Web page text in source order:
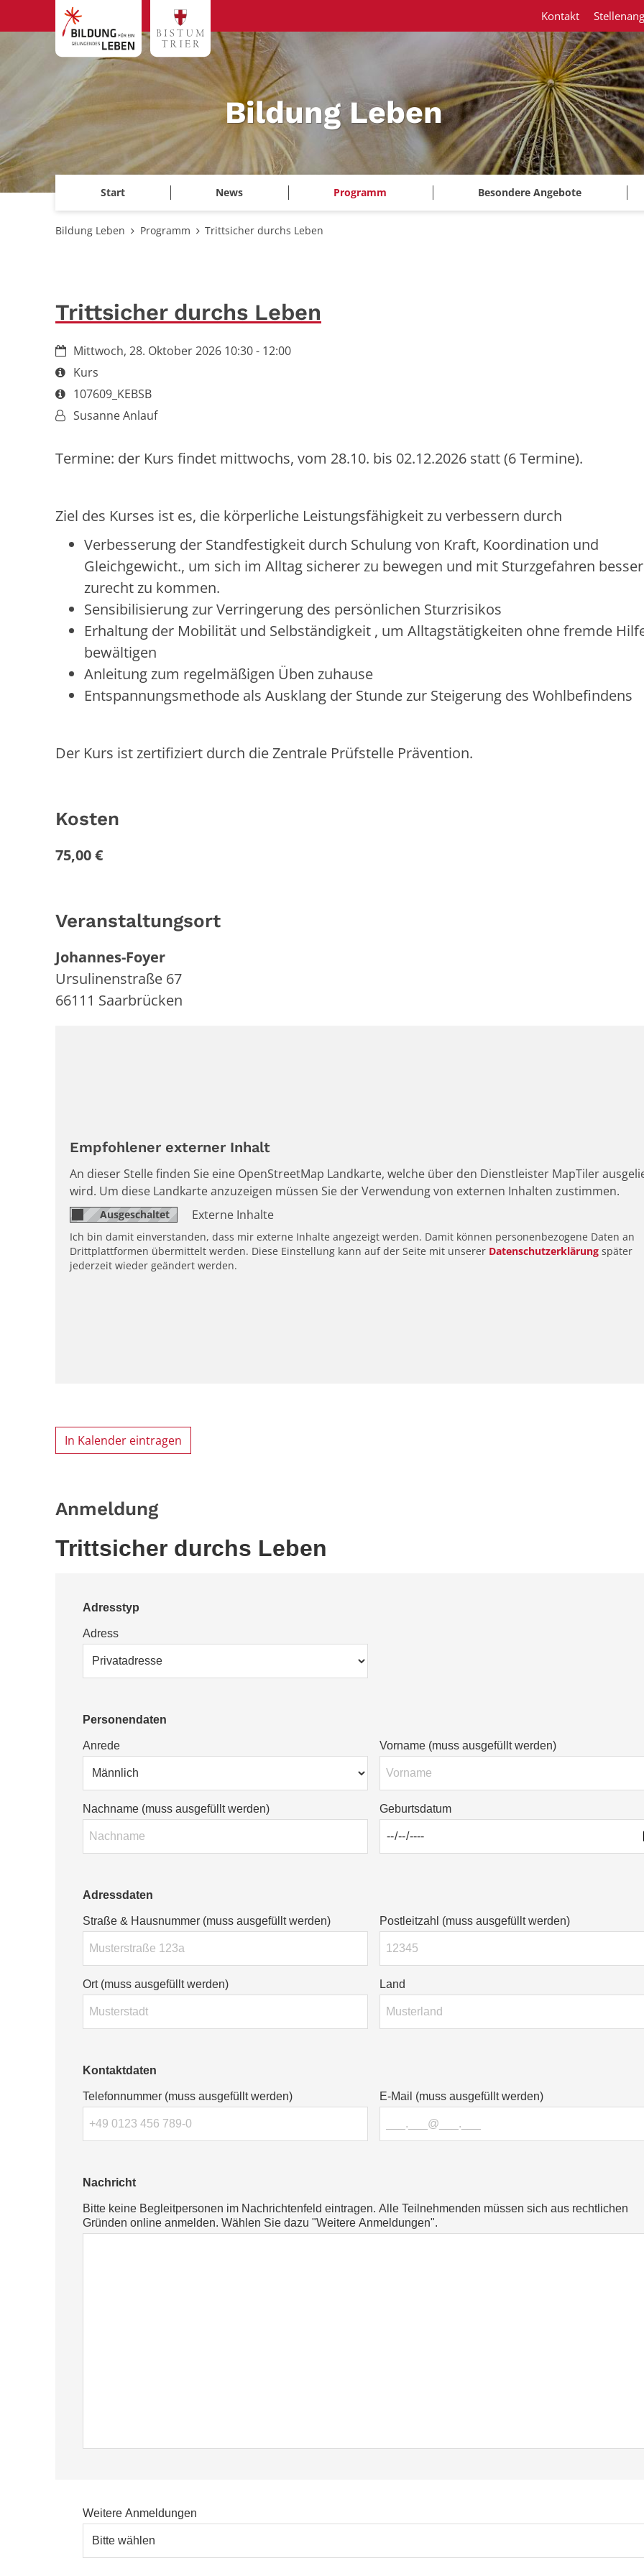
Zum Inhalt springen
Bildung Leben
Start News Programm Besondere Angebote
Kontakt
Bildung Leben Programm Trittsicher durchs Leben
Trittsicher durchs Leben
Datum:Mittwoch, 28. Oktober 2026 10:30 - 12:00
Art bzw. Nummer:
Kurs
Art bzw. Nummer:
107609_KEBSB
Von:Susanne Anlauf
Termine: der Kurs findet mittwochs, vom 28.10. bis 02.12.2026 statt (6 Termine).
Ziel des Kurses ist es, die körperliche Leistungsfähigkeit zu verbessern durch
Verbesserung der Standfestigkeit durch Schulung von Kraft, Koordination und
Gleichgewicht., um sich im Alltag sicherer zu bewegen und mit Sturzgefahren besser
zurecht zu kommen.
Sensibilisierung zur Verringerung des persönlichen Sturzrisikos
Erhaltung der Mobilität und Selbständigkeit , um Alltagstätigkeiten ohne fremde
bewältigen
Anleitung zum regelmäßigen Üben zuhause
Entspannungsmethode als Ausklang der Stunde zur Steigerung des Wohlbefindens
Der Kurs ist zertifiziert durch die Zentrale Prüfstelle Prävention.
Kosten
75,00 €
Veranstaltungsort
Johannes-Foyer
Ursulinenstraße 67
66111 Saarbrücken
Empfohlener externer Inhalt
An dieser Stelle finden Sie eine OpenStreetMap Landkarte, welche über den Dienstleister MapTiler
wird. Um diese Landkarte anzuzeigen müssen Sie der Verwendung von externen Inhalten zustimmen.
Externe Inhalte
Ich bin damit einverstanden, dass mir externe Inhalte angezeigt werden. Damit können personenbezogene Daten an
Drittplattformen übermittelt werden. Diese Einstellung kann auf der Seite mit unserer Datenschutzerklärung später
jederzeit wieder geändert werden.
In Kalender eintragen
Anmeldung